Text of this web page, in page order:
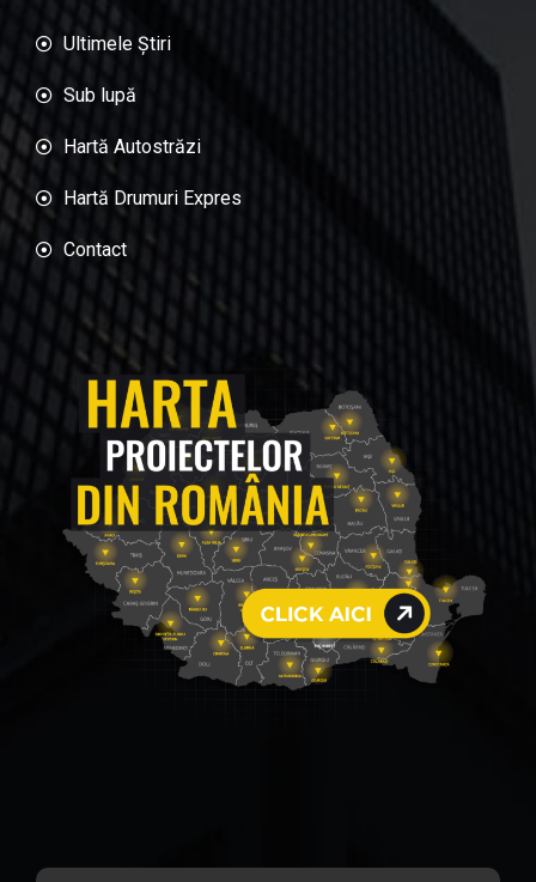
Ultimele Știri
Sub lupă
Hartă Autostrăzi
Hartă Drumuri Expres
Contact